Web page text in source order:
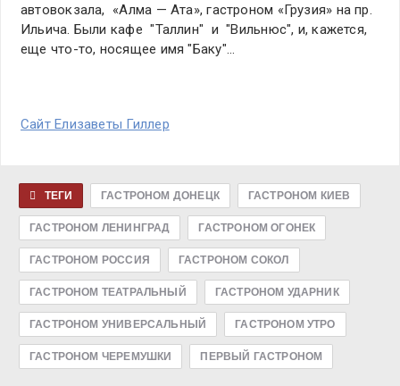
автовокзала, «Алма — Ата», гастроном «Грузия» на пр.
Ильича. Были кафе "Таллин" и "Вильнюс", и, кажется,
еще что-то, носящее имя "Баку"…
Сайт Елизаветы Гиллер
ТЕГИ ГАСТРОНОМ ДОНЕЦК ГАСТРОНОМ КИЕВ
ГАСТРОНОМ ЛЕНИНГРАД ГАСТРОНОМ ОГОНЕК
ГАСТРОНОМ РОССИЯ ГАСТРОНОМ СОКОЛ
ГАСТРОНОМ ТЕАТРАЛЬНЫЙ ГАСТРОНОМ УДАРНИК
ГАСТРОНОМ УНИВЕРСАЛЬНЫЙ ГАСТРОНОМ УТРО
ГАСТРОНОМ ЧЕРЕМУШКИ ПЕРВЫЙ ГАСТРОНОМ